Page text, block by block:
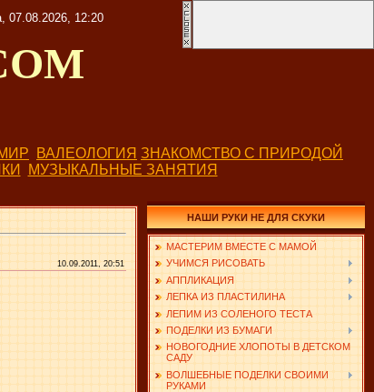
07.08.2026, 12:20
ВАЛЕОЛОГИЯ ЗНАКОМСТВО С ПРИРОДОЙ
МУЗЫКАЛЬНЫЕ ЗАНЯТИЯ
10.09.2011, 20:51
НАШИ РУКИ НЕ ДЛЯ СКУКИ
МАСТЕРИМ ВМЕСТЕ С МАМОЙ
УЧИМСЯ РИСОВАТЬ
АППЛИКАЦИЯ
ЛЕПКА ИЗ ПЛАСТИЛИНА
ЛЕПИМ ИЗ СОЛЕНОГО ТЕСТА
ПОДЕЛКИ ИЗ БУМАГИ
НОВОГОДНИЕ ХЛОПОТЫ В ДЕТСКОМ
САДУ
ВОЛШЕБНЫЕ ПОДЕЛКИ СВОИМИ
РУКАМИ